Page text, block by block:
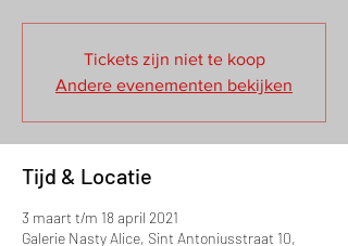
Tickets zijn niet te koop
Andere evenementen bekijken
Tijd & Locatie
3 maart t/m 18 april 2021
Galerie Nasty Alice, Sint Antoniusstraat 10,